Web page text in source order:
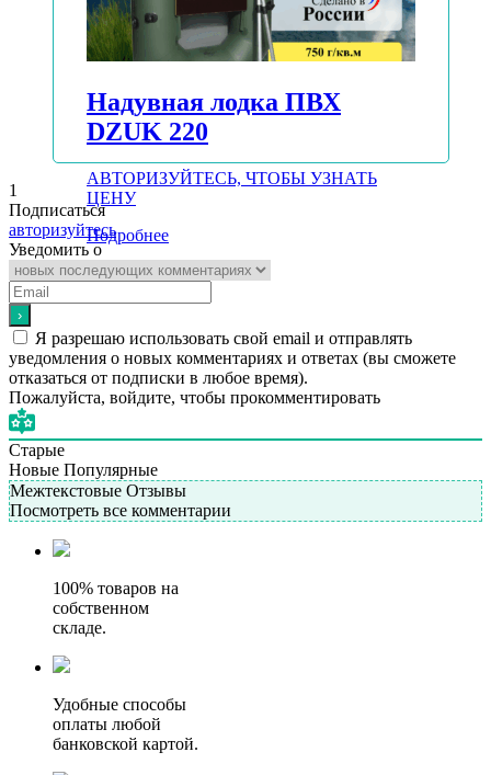
Надувная лодка ПВХ
DZUK 220
АВТОРИЗУЙТЕСЬ, ЧТОБЫ УЗНАТЬ
ЦЕНУ
Подробнее
1
Подписаться
авторизуйтесь
Уведомить о
Я разрешаю использовать свой email и отправлять
уведомления о новых комментариях и ответах (вы cможете
отказаться от подписки в любое время).
Пожалуйста, войдите, чтобы прокомментировать
Старые
Новые Популярные
Межтекстовые Отзывы
Посмотреть все комментарии
100% товаров на
собственном
складе.
Удобные способы
оплаты любой
банковской картой.